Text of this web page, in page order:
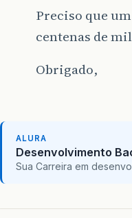
Preciso que
centenas de
Obrigado,
ALURA
Desenvolvimento
Sua Carreira em